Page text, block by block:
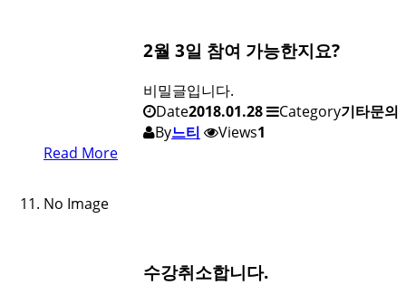
2월 3일 참여 가능한지요?
비밀글입니다.
Date2018.01.28 Category기타문의
By느티 Views1
Read More
No Image
수강취소합니다.